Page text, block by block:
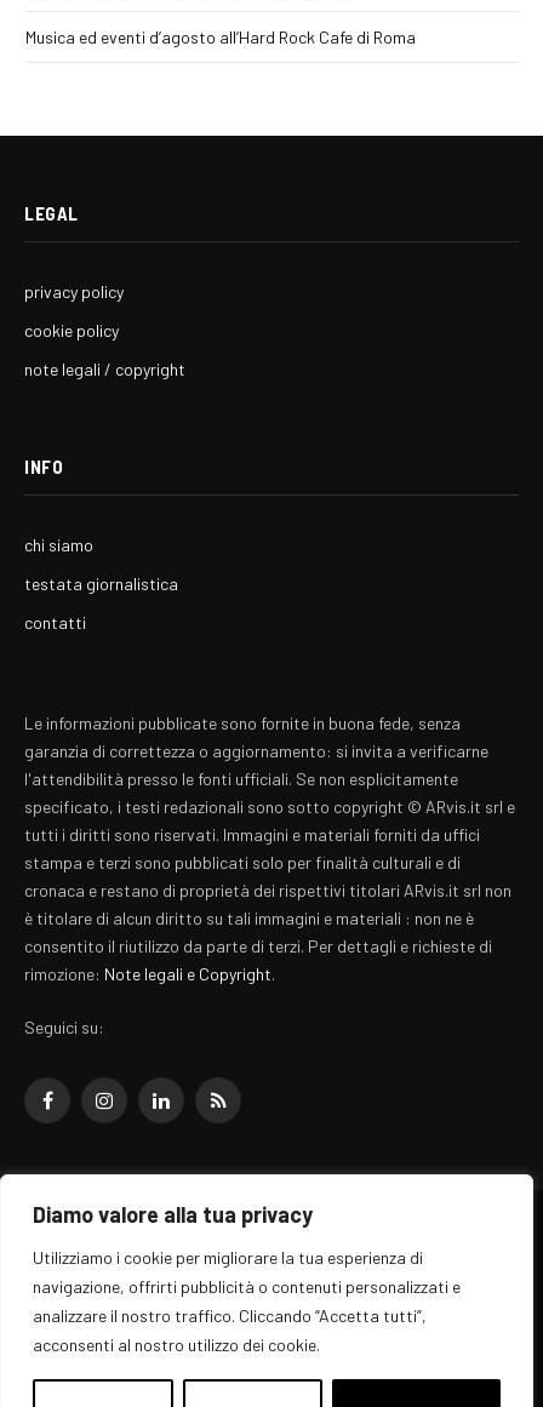
Diamo valore alla tua privacy
Utilizziamo i cookie per migliorare la tua esperienza di
navigazione, offrirti pubblicità o contenuti personalizzati e
analizzare il nostro traffico. Cliccando “Accetta tutti”,
acconsenti al nostro utilizzo dei cookie.
Musica ed eventi d’agosto all’Hard Rock Cafe di Roma
LEGAL
privacy policy
cookie policy
note legali / copyright
INFO
chi siamo
testata giornalistica
contatti
Le informazioni pubblicate sono fornite in buona fede, senza
garanzia di correttezza o aggiornamento: si invita a verificarne
l'attendibilità presso le fonti ufficiali. Se non esplicitamente
specificato, i testi redazionali sono sotto copyright © ARvis.it srl e
tutti i diritti sono riservati. Immagini e materiali forniti da uffici
stampa e terzi sono pubblicati solo per finalità culturali e di
cronaca e restano di proprietà dei rispettivi titolari ARvis.it srl non
è titolare di alcun diritto su tali immagini e materiali : non ne è
consentito il riutilizzo da parte di terzi. Per dettagli e richieste di
rimozione: Note legali e Copyright.
Seguici su:
FacebookInstagramLinkedInRSS
© 2026 EZ Rome Designed by ARvis.it
Il portale EZ Rome e' una testata giornalistica di carattere generalista
registrata al tribunale di Roma - Numero 389/2008
Direttore responsabile: Raffaella Roani - ISSN: 2036-783X
Edito da ARvis.it srl - via Alessandria 88 - 00198 Roma CF/PI/R.I.